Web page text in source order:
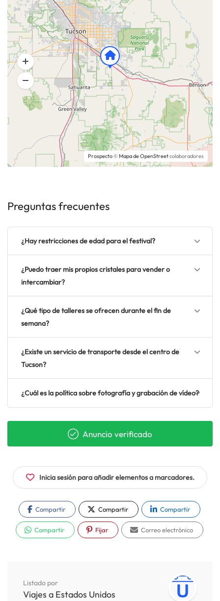
Prospecto© Mapa de OpenStreetcolaboradores
Preguntas frecuentes
¿Hay restricciones de edad para el festival?
¿Puedo traer mis propios cristales para vender o
intercambiar?
¿Qué tipo de talleres se ofrecen durante el fin de
semana?
¿Existe un servicio de transporte desde el centro de
Tucson?
¿Cuál es la política sobre fotografía y grabación de vídeo?
Anuncio verificado
Inicia sesión para añadir elementos a marcadores.
Compartir Compartir Compartir
Compartir Fijar Correo electrónico
Listado por
Viajes a Estados Unidos